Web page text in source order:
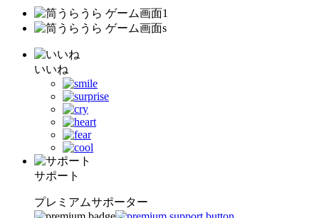
いいね
サポート
プレミアムサポーター